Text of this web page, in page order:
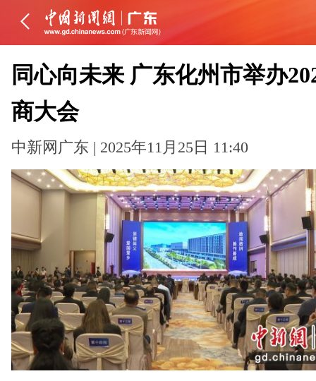
同心向未来 广东化州市举办
商大会
中新网广东 | 2025年11月25日 11:40